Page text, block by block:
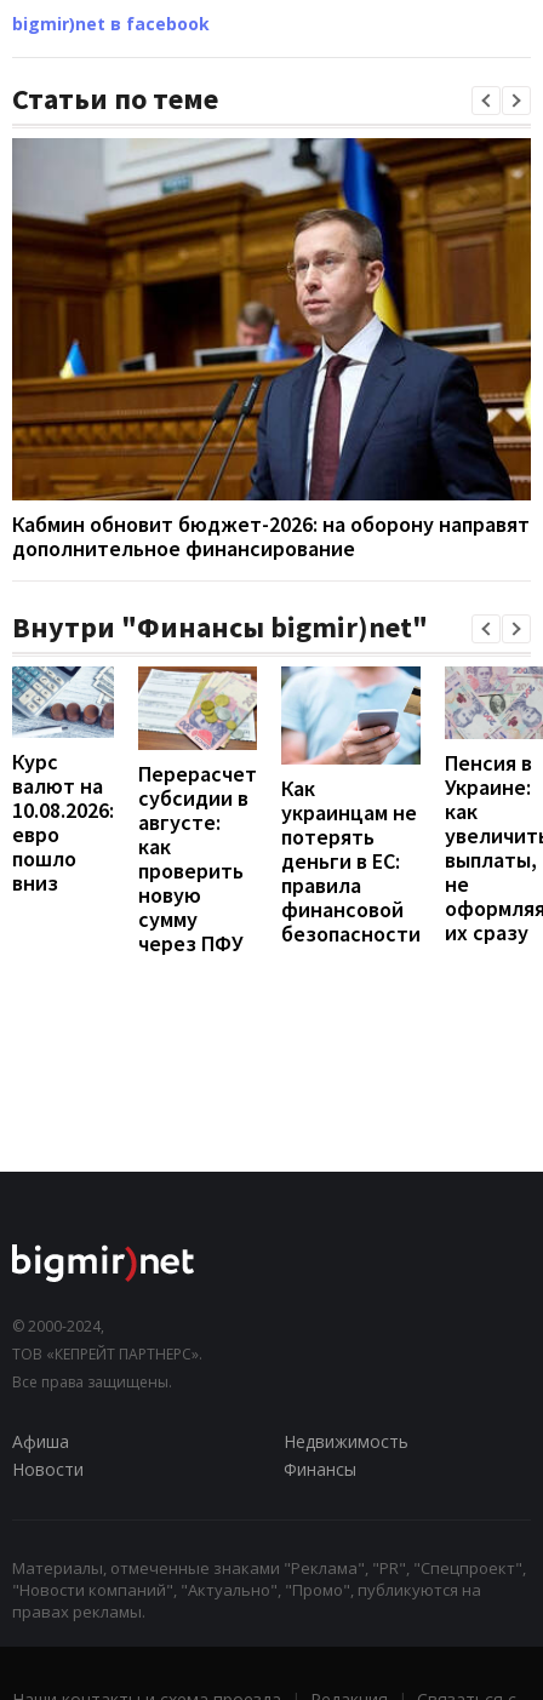
bigmir)net в facebook
Статьи по теме
Кабмин обновит бюджет-2026: на оборону направят
дополнительное финансирование
Внутри "Финансы bigmir)net"
Курс
валют на
10.08.2026:
евро
пошло
вниз
Перерасчет
субсидии в
августе:
как
проверить
новую
сумму
через ПФУ
Как
украинцам не
потерять
деньги в ЕС:
правила
финансовой
безопасности
Пенсия в
Украине:
как
выплаты,
не
их сразу
© 2000-2024,
ТОВ «КЕПРЕЙТ ПАРТНЕРС».
Все права защищены.
Афиша
Недвижимость
Новости
Финансы
Материалы, отмеченные знаками "Реклама", "PR", "Спецпроект",
"Новости компаний", "Актуально", "Промо", публикуются на
правах рекламы.